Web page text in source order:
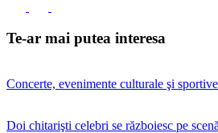
Te-ar mai putea interesa
Concerte, evenimente culturale şi sportive
Doi chitarişti celebri se războiesc pe